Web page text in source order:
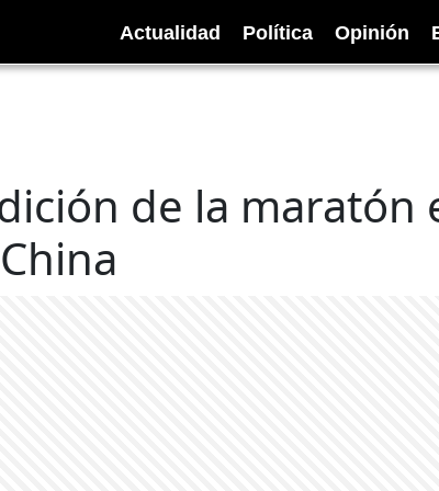
Actualidad Política Opinión
de la maratón